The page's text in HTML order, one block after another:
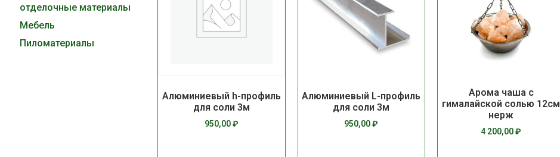
отделочные материалы
Мебель
Пиломатериалы
Алюминиевый h-профиль
для соли 3м
950,00₽
Алюминиевый L-профиль
для соли 3м
950,00₽
Арома чаша с
гималайской солью 12см
нерж
4 200,00₽